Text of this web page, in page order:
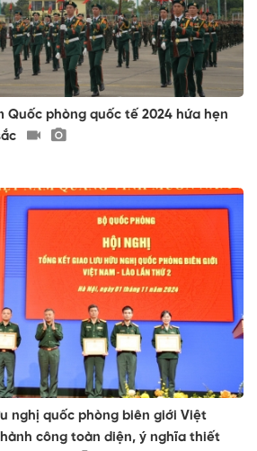
Quốc phòng quốc tế 2024 hứa hẹn
nghị quốc phòng biên giới Việt
công toàn diện, ý nghĩa thiết